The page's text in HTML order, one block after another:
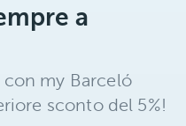
a
con my Barceló
sconto del 5%!